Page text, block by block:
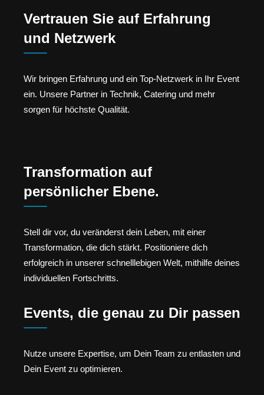
Vertrauen Sie auf Erfahrung
und Netzwerk
Wir bringen Erfahrung und ein Top-Netzwerk in Ihr Event
ein. Unsere Partner in Technik, Catering und mehr
sorgen für höchste Qualität.
Transformation auf
persönlicher Ebene.
Stell dir vor, du veränderst dein Leben, mit einer
Transformation, die dich stärkt. Positioniere dich
erfolgreich in unserer schnelllebigen Welt, mithilfe deines
individuellen Fortschritts.
Events, die genau zu Dir passen
Nutze unsere Expertise, um Dein Team zu entlasten und
Dein Event zu optimieren.